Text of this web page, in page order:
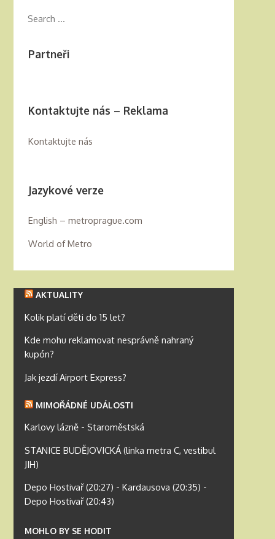
Partneři
Kontaktujte nás – Reklama
Kontaktujte nás
Jazykové verze
English – metroprague.com
World of Metro
AKTUALITY
Kolik platí děti do 15 let?
Kde mohu reklamovat nesprávně nahraný
kupón?
Jak jezdí Airport Express?
MIMOŘÁDNÉ UDÁLOSTI
Karlovy lázně - Staroměstská
STANICE BUDĚJOVICKÁ (linka metra C, vestibul
JIH)
Depo Hostivař (20:27) - Kardausova (20:35) -
Depo Hostivař (20:43)
MOHLO BY SE HODIT